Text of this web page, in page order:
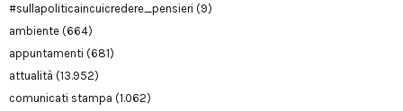
#sullapoliticaincuicredere_pensieri (9)
ambiente (664)
appuntamenti (681)
attualità (13.952)
comunicati stampa (1.062)